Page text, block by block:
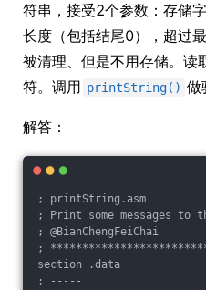
符串，接受2个参数：存储
长度（包括结尾0），超过
被清理、但是不用存储。读
符。调用 printString() 做
解答：
; printString.asm
; Print some messages to
; @BianChengFeiChai
;
section .data
; -----